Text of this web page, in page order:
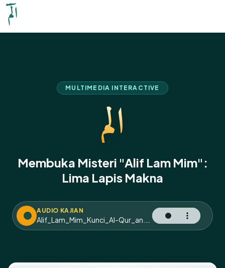
الٓمٓ
MULTIMEDIA INTERACTIVE
الٓمٓ
Membuka Misteri "Alif Lam Mim":
Lima Lapis Makna
AUDIO KAJIAN